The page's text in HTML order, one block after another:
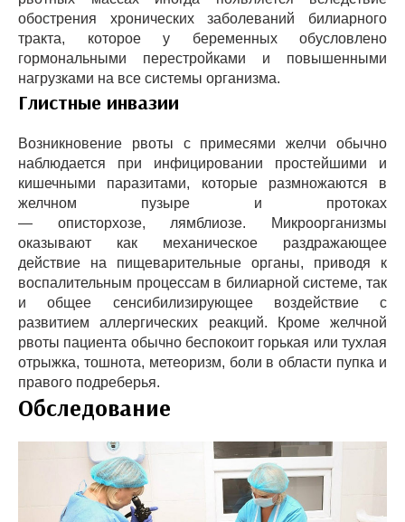
обострения хронических заболеваний билиарного
тракта, которое у беременных обусловлено
гормональными перестройками и повышенными
нагрузками на все системы организма.
Глистные инвазии
Возникновение рвоты с примесями желчи обычно
наблюдается при инфицировании простейшими и
кишечными паразитами, которые размножаются в
желчном пузыре и протоках
— описторхозе, лямблиозе. Микроорганизмы
оказывают как механическое раздражающее
действие на пищеварительные органы, приводя к
воспалительным процессам в билиарной системе, так
и общее сенсибилизирующее воздействие с
развитием аллергических реакций. Кроме желчной
рвоты пациента обычно беспокоит горькая или тухлая
отрыжка, тошнота, метеоризм, боли в области пупка и
правого подреберья.
Обследование